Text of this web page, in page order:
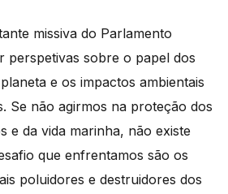
missiva do Parlamento
perspetivas sobre o papel dos
e os impactos ambientais
Se não agirmos na proteção dos
e da vida marinha, não existe
que enfrentamos são os
poluidores e destruidores dos